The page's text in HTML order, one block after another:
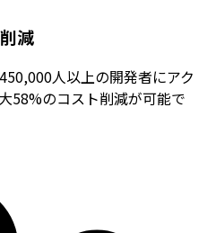
減
人以上の開発者にアク
58%のコスト削減が可能で